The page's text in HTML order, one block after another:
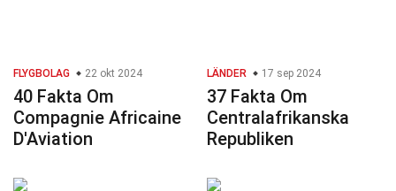
FLYGBOLAG 22 okt 2024
40 Fakta Om
Compagnie Africaine
D'Aviation
LÄNDER 17 sep 2024
37 Fakta Om
Centralafrikanska
Republiken